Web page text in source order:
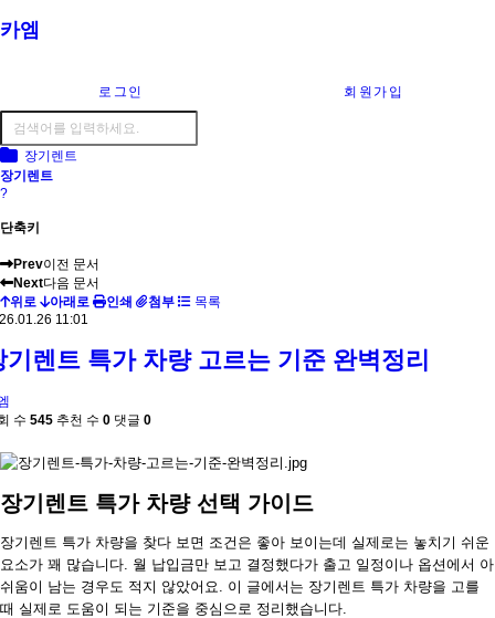
카엠
로그인 회원가입
장기렌트
장기렌트
?
단축키
Prev이전 문서
Next다음 문서
위로
아래로 인쇄 첨부
목록
11:01
기렌트 특가 차량 고르는 기준 완벽정리
수 545 추천 수 0 댓글 0
장기렌트 특가 차량 선택 가이드
장기렌트 특가 차량을 찾다 보면 조건은 좋아 보이는데 실제로는 놓치기 쉬운
요소가 꽤 많습니다. 월 납입금만 보고 결정했다가 출고 일정이나 옵션에서 아
쉬움이 남는 경우도 적지 않았어요. 이 글에서는 장기렌트 특가 차량을 고를
때 실제로 도움이 되는 기준을 중심으로 정리했습니다.